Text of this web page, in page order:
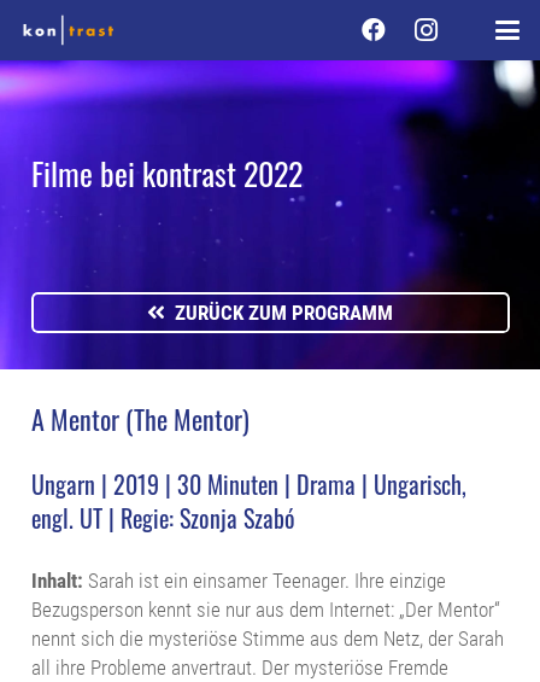
Filme bei kontrast 2022
ZURÜCK ZUM PROGRAMM
A Mentor (The Mentor)
Ungarn | 2019 | 30 Minuten | Drama | Ungarisch,
engl. UT | Regie: Szonja Szabó
Inhalt: Sarah ist ein einsamer Teenager. Ihre einzige
Bezugsperson kennt sie nur aus dem Internet: „Der Mentor“
nennt sich die mysteriöse Stimme aus dem Netz, der Sarah
all ihre Probleme anvertraut. Der mysteriöse Fremde